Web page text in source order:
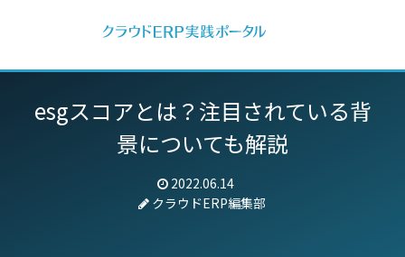
esgスコアとは？注目されている背
景についても解説
2022.06.14
クラウドERP編集部